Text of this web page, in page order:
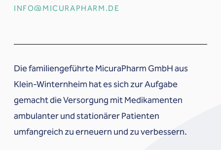
INFO@MICURAPHARM.DE
Die familiengeführte MicuraPharm GmbH aus
Klein-Winternheim hat es sich zur Aufgabe
gemacht die Versorgung mit Medikamenten
ambulanter und stationärer Patienten
umfangreich zu erneuern und zu verbessern.